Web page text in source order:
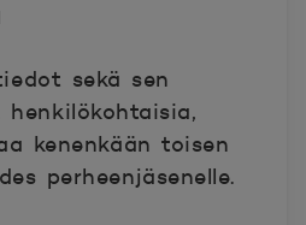
sekä sen
kenenkään toisen
perheenjäsenelle.